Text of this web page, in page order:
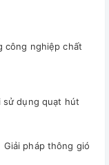
công nghiệp chất
sử dụng quạt hút
pháp thông gió